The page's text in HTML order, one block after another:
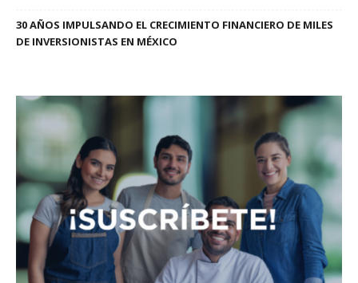
30 AÑOS IMPULSANDO EL CRECIMIENTO FINANCIERO DE MILES
DE INVERSIONISTAS EN MÉXICO